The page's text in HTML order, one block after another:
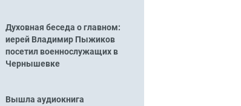
Духовная беседа о главном:
иерей Владимир Пыжиков
посетил военнослужащих в
Чернышевке
Вышла аудиокнига